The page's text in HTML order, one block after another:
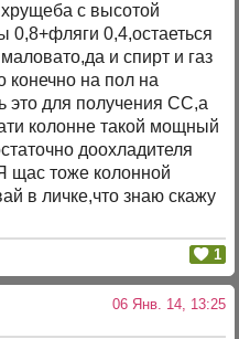
с высотой
0,8+фляги 0,4,остаеться
и спирт и газ
конечно на пол на
это для получения СС,а
колонне такой мощный
доохладителя
щас тоже колонной
в личке,что знаю скажу
1
06 Янв. 14, 13:25